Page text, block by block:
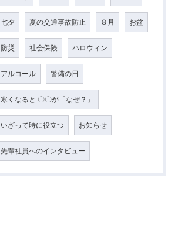
七夕 夏の交通事故防止 ８月 お盆
防災 社会保険 ハロウィン
アルコール 警備の日
寒くなると 〇〇が「なぜ？」
いざって時に役立つ お知らせ
先輩社員へのインタビュー